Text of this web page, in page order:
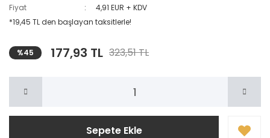
Fiyat
4,91 EUR + KDV
*19,45 TL den başlayan taksitlerle!
%45 177,93 TL 323,51 TL
Sepete Ekle